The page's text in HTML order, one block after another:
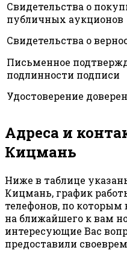
Свидетельства о
публичных аукционов
Свидетельства о
Письменное
подлинности подписи
Удостоверение
Адреса и
Кицмань
Ниже в таблице
Кицмань, график
телефонов, по
на ближайшего к вам
интересующие Вас
предоставили